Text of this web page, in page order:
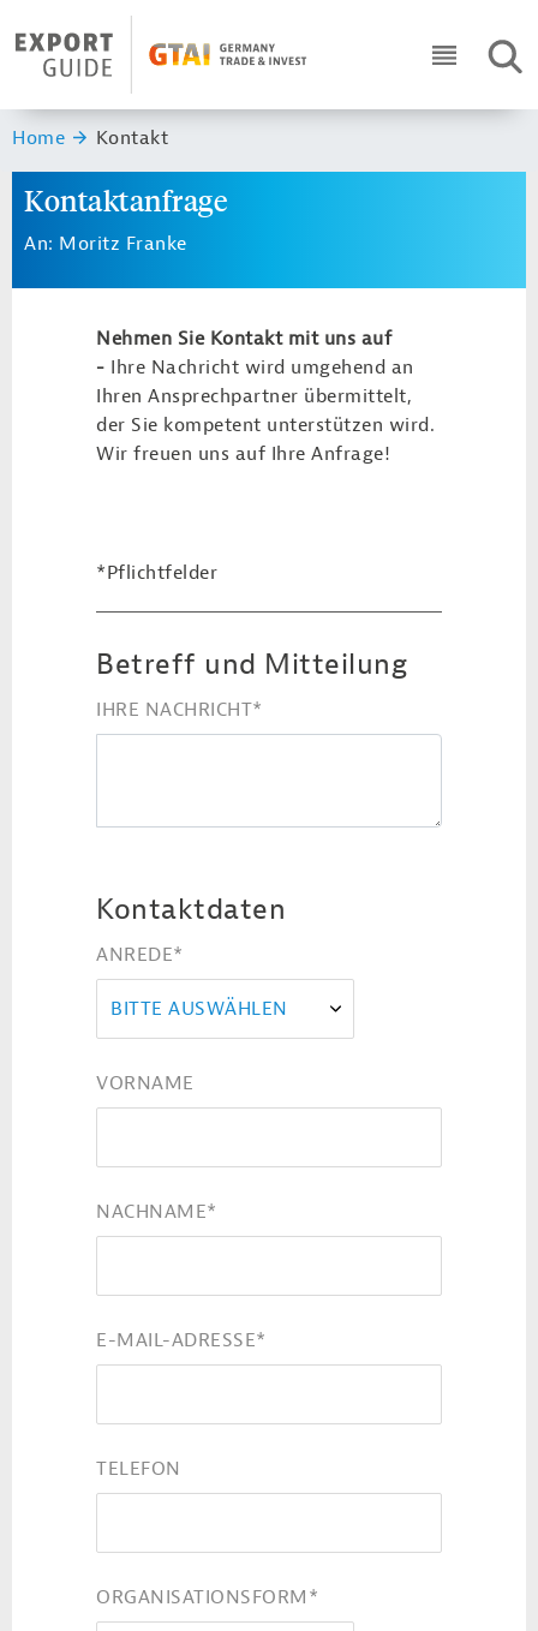
Header Logo
ICON
Sie sind hier:
Home Kontakt
Kontaktanfrage
An: Moritz Franke
Nehmen Sie Kontakt mit uns auf
- Ihre Nachricht wird umgehend an
Ihren Ansprechpartner übermittelt,
der Sie kompetent unterstützen wird.
Wir freuen uns auf Ihre Anfrage!
*Pflichtfelder
Betreff und Mitteilung
IHRE NACHRICHT*
Kontaktdaten
ANREDE*
BITTE AUSWÄHLEN
VORNAME
NACHNAME*
E-MAIL-ADRESSE*
TELEFON
ORGANISATIONSFORM *